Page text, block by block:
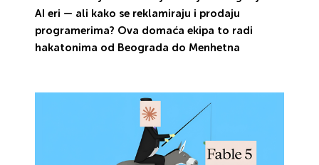
AI eri — ali kako se reklamiraju i prodaju
programerima? Ova domaća ekipa to radi
hakatonima od Beograda do Menhetna